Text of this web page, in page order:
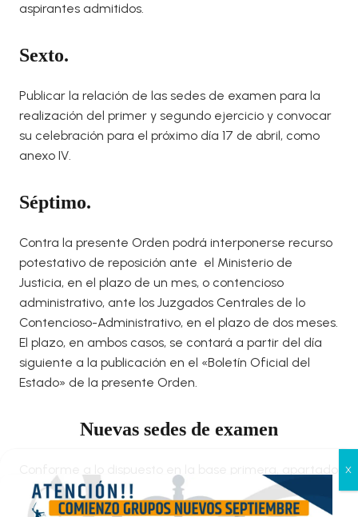
Gestionar el consentimiento
aspirantes admitidos.
Sexto.
Publicar la relación de las sedes de examen para la
realización del primer y segundo ejercicio y convocar
su celebración para el próximo día 17 de abril, como
anexo IV.
Séptimo.
Contra la presente Orden podrá interponerse recurso
potestativo de reposición ante el Ministerio de
Justicia, en el plazo de un mes, o contencioso
administrativo, ante los Juzgados Centrales de lo
Contencioso-Administrativo, en el plazo de dos meses.
El plazo, en ambos casos, se contará a partir del día
siguiente a la publicación en el «Boletín Oficial del
Estado» de la presente Orden.
Nuevas sedes de examen
1.1 de la Orden JUS/60/2020, de 15 de enero, por la que
se convoca proceso selectivo para ingreso, por el